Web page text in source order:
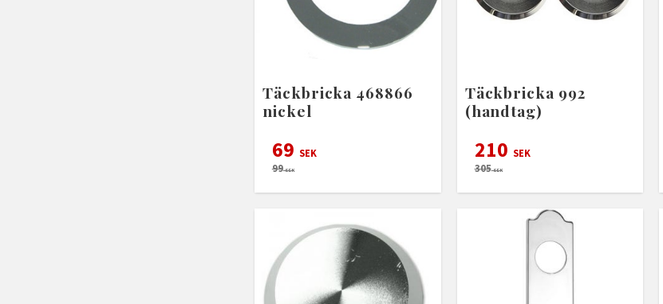
Täckbricka 468866
nickel
69 SEK
99SEK
Täckbricka 992
(handtag)
210 SEK
305SEK